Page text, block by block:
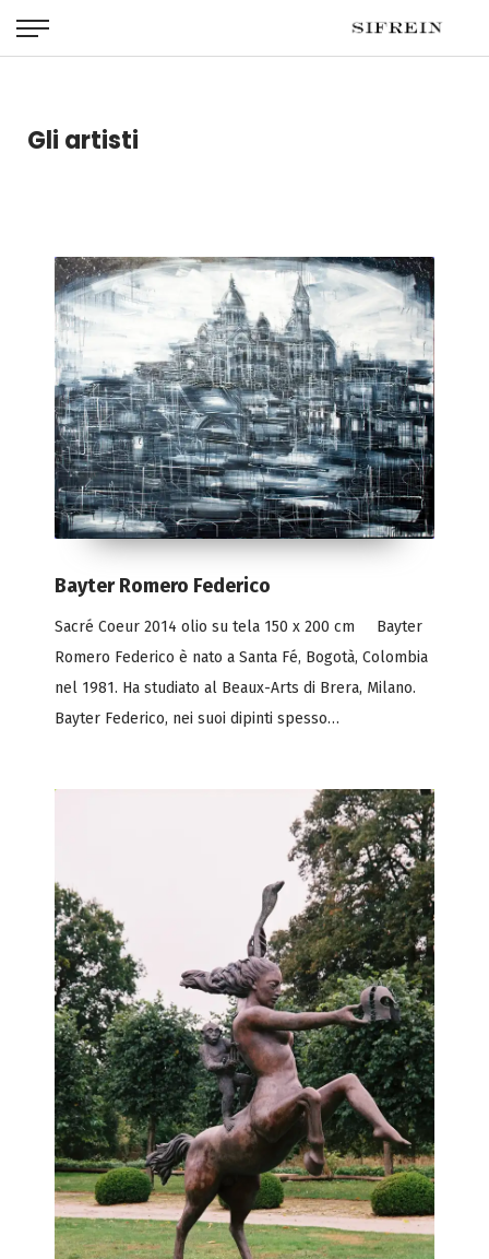
Gli artisti
Bayter Romero Federico
Sacré Coeur 2014 olio su tela 150 x 200 cm Bayter
Romero Federico è nato a Santa Fé, Bogotà, Colombia
nel 1981. Ha studiato al Beaux-Arts di Brera, Milano.
Bayter Federico, nei suoi dipinti spesso…